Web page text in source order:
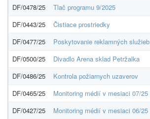
DF/0478/25
Tlač programu 9/2025
DF/0443/25
Čistiace prostriedky
DF/0477/25
Poskytovanie reklamných služieb
DF/0500/25
Divadlo Arena sklad Petržalka
DF/0486/25
Kontrola požiarnych uzaverov
DF/0465/25
Monitoring médií v mesiaci 07/25
DF/0427/25
Monitoring médií v mesiaci 06/25